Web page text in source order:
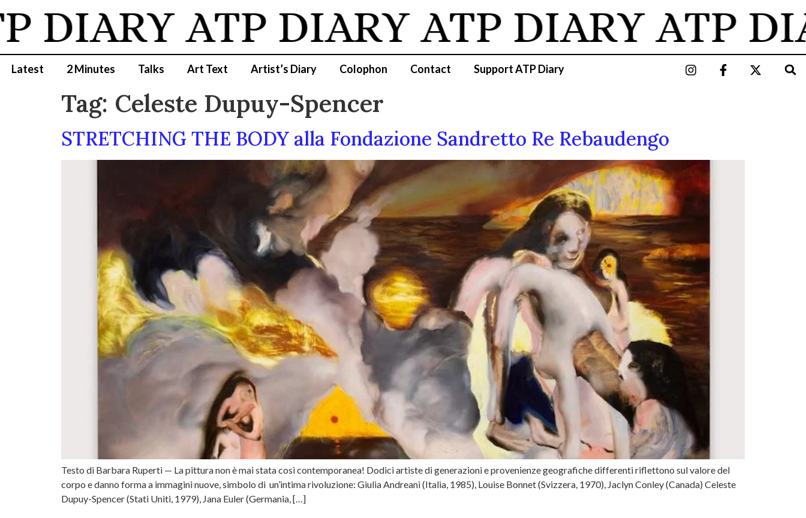
DIARY ATP DIARY ATP DIARY ATP
Latest 2 Minutes Talks Art Text Artist’s Diary Colophon Contact Support ATP Diary
Tag: Celeste Dupuy-Spencer
STRETCHING THE BODY alla Fondazione Sandretto Re Rebaudengo
Testo di Barbara Ruperti — La pittura non è mai stata così contemporanea! Dodici artiste di generazioni e provenienze geografiche differenti riflettono sul valore del
corpo e danno forma a immagini nuove, simbolo di un’intima rivoluzione: Giulia Andreani (Italia, 1985), Louise Bonnet (Svizzera, 1970), Jaclyn Conley (Canada) Celeste
Dupuy-Spencer (Stati Uniti, 1979), Jana Euler (Germania, […]